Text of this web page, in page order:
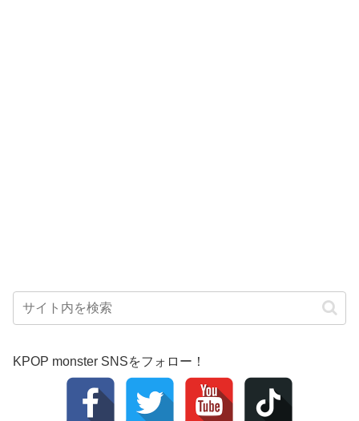
KPOP monster SNSをフォロー！